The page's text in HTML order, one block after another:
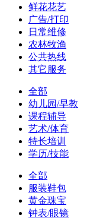
鲜花花艺
广告/打印
日常维修
农林牧渔
公共热线
其它服务
全部
幼儿园/早教
课程辅导
艺术/体育
特长培训
学历/技能
全部
服装鞋包
黄金珠宝
钟表/眼镜